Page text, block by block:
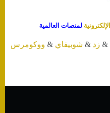
الإلكترونية لمنصات العالمية
& زد & شوبيفاي & ووكومرس